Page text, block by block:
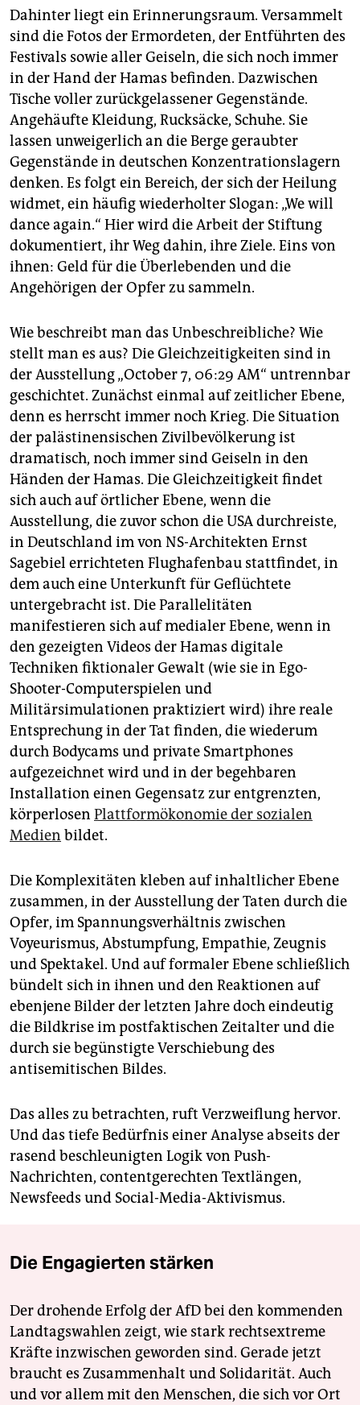
Dahinter liegt ein Erinnerungsraum. Versammelt
sind die Fotos der Ermordeten, der Entführten des
Festivals sowie aller Geiseln, die sich noch immer
in der Hand der Hamas befinden. Dazwischen
Tische voller zurückgelassener Gegenstände.
Angehäufte Kleidung, Rucksäcke, Schuhe. Sie
lassen unweigerlich an die Berge geraubter
Gegenstände in deutschen Konzentrationslagern
denken. Es folgt ein Bereich, der sich der Heilung
widmet, ein häufig wiederholter Slogan: „We will
dance again.“ Hier wird die Arbeit der Stiftung
dokumentiert, ihr Weg dahin, ihre Ziele. Eins von
ihnen: Geld für die Überlebenden und die
Angehörigen der Opfer zu sammeln.
Wie beschreibt man das Unbeschreibliche? Wie
stellt man es aus? Die Gleichzeitigkeiten sind in
der Ausstellung „October 7, 06:29 AM“ untrennbar
geschichtet. Zunächst einmal auf zeitlicher Ebene,
denn es herrscht immer noch Krieg. Die Situation
der palästinensischen Zivilbevölkerung ist
dramatisch, noch immer sind Geiseln in den
Händen der Hamas. Die Gleichzeitigkeit findet
sich auch auf örtlicher Ebene, wenn die
Ausstellung, die zuvor schon die USA durchreiste,
in Deutschland im von NS-Architekten Ernst
Sagebiel errichteten Flughafenbau stattfindet, in
dem auch eine Unterkunft für Geflüchtete
untergebracht ist. Die Parallelitäten
manifestieren sich auf medialer Ebene, wenn in
den gezeigten Videos der Hamas digitale
Techniken fiktionaler Gewalt (wie sie in Ego-
Shooter-Computerspielen und
Militärsimulationen praktiziert wird) ihre reale
Entsprechung in der Tat finden, die wiederum
durch Bodycams und private Smartphones
aufgezeichnet wird und in der begehbaren
Installation einen Gegensatz zur entgrenzten,
körperlosen Plattformökonomie der sozialen
Medien bildet.
Die Komplexitäten kleben auf inhaltlicher Ebene
zusammen, in der Ausstellung der Taten durch die
Opfer, im Spannungsverhältnis zwischen
Voyeurismus, Abstumpfung, Empathie, Zeugnis
und Spektakel. Und auf formaler Ebene schließlich
bündelt sich in ihnen und den Reaktionen auf
ebenjene Bilder der letzten Jahre doch eindeutig
die Bildkrise im postfaktischen Zeitalter und die
durch sie begünstigte Verschiebung des
antisemitischen Bildes.
Das alles zu betrachten, ruft Verzweiflung hervor.
Und das tiefe Bedürfnis einer Analyse abseits der
rasend beschleunigten Logik von Push-
Nachrichten, contentgerechten Textlängen,
Newsfeeds und Social-Media-Aktivismus.
Die Engagierten stärken
Der drohende Erfolg der AfD bei den kommenden
Landtagswahlen zeigt, wie stark rechtsextreme
Kräfte inzwischen geworden sind. Gerade jetzt
braucht es Zusammenhalt und Solidarität. Auch
und vor allem mit den Menschen, die sich vor Ort